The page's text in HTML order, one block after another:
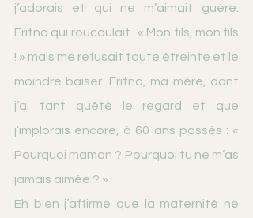
j’adorais et qui ne m’aimait guère.
Fritna qui roucoulait : « Mon fils, mon fils
! » mais me refusait toute étreinte et le
moindre baiser. Fritna, ma mère, dont
j’ai tant quêté le regard et que
j’implorais encore, à 60 ans passés : «
Pourquoi maman ? Pourquoi tu ne m’as
jamais aimée ? »
Eh bien j’affirme que la maternité ne